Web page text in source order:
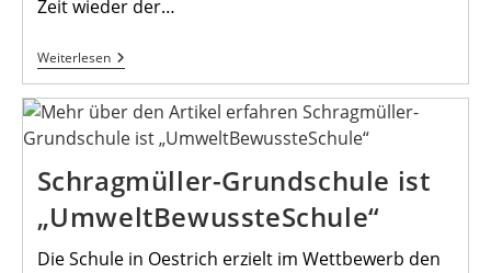
Zeit wieder der…
Weiterlesen15.
Sitzung
Der
Bezirksvertretung
Mengede
Schragmüller-Grundschule ist
„UmweltBewussteSchule“
Die Schule in Oestrich erzielt im Wettbewerb den